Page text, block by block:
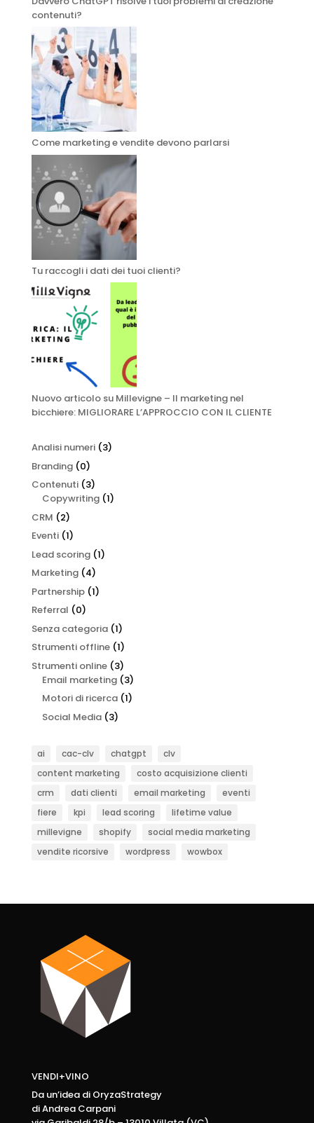
contenuti?
Come marketing e vendite devono parlarsi
Tu raccogli i dati dei tuoi clienti?
Nuovo articolo su Millevigne – Il marketing nel
bicchiere: MIGLIORARE L’APPROCCIO CON IL CLIENTE
Analisi numeri(3)
Branding(0)
Contenuti(3)
Copywriting(1)
CRM (2)
Eventi(1)
Lead scoring(1)
Marketing(4)
Partnership(1)
Referral (0)
Senza categoria(1)
Strumenti offline(1)
Strumenti online(3)
Email marketing(3)
Motori di ricerca(1)
Social Media(3)
ai cac-clv chatgpt
clv
content marketing
costo acquisizione clienti
crm
dati clienti email marketing
eventi
fiere
kpi lead scoring
lifetime value
millevigne
shopify
social media marketing
vendite ricorsive
wordpress wowbox
VENDI+VINO
Da un’idea di OryzaStrategy
di Andrea Carpani